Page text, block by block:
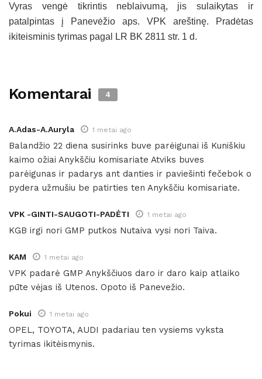
Vyras vengė tikrintis neblaivumą, jis sulaikytas ir
patalpintas į Panevėžio aps. VPK areštinę. Pradėtas
ikiteisminis tyrimas pagal LR BK 2811 str. 1 d.
Komentarai 4
A.Adas-A.Auryla 1 metai ago
Balandžio 22 diena susirinks buve parėigunai iš Kuniškiu
kaimo ožiai Anykščiu komisariate Atviks buves
parėigunas ir padarys ant danties ir paviešinti fečebok o
pydera užmušiu be patirties ten Anykščiu komisariate.
VPK -GINTI-SAUGOTI-PADĖTI 1 metai ago
KGB irgi nori GMP putkos Nutaiva vysi nori Taiva.
KAM 1 metai ago
VPK padarė GMP Anykščiuos daro ir daro kaip atlaiko
pūte vėjas iš Utenos. Opoto iš Panevežio.
Pokui 1 metai ago
OPEL, TOYOTA, AUDI padariau ten vysiems vyksta
tyrimas ikitėismynis.